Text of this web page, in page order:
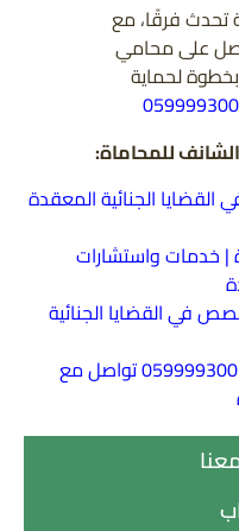
تحدث فرقًا، مع
على محامي
لحماية
للمحاماة:
الجنائية المعقدة
خدمات واستشارات
في القضايا الجنائية
رقم محامي جنائي في جدة 0599993002 تواصل مع